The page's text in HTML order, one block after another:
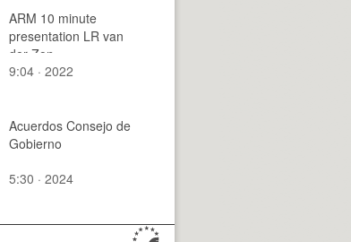
ARM 10 minute
presentation LR van
der Zon
9:04 · 2022
Acuerdos Consejo de
Gobierno
5:30 · 2024